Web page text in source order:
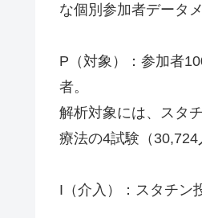
な個別参加者データ
P（対象）：参加者
者。
解析対象には、スタ
療法の4試験（30,724
I（介入）：スタチン